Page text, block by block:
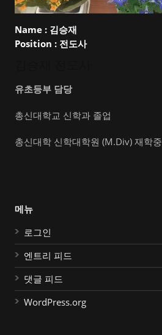
Name : 김승재
Position : 전도사
유초등부 담당
총신대학교 신학과 졸업
총신대학 신학대학원 (M.Div) 재학중
메뉴
로그인
엔트리 피드
댓글 피드
WordPress.org